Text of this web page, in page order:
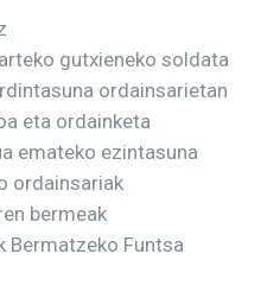
gutxieneko soldata
ordainsarietan
eta ordainketa
emateko ezintasuna
ordainsariak
bermeak
Bermatzeko Funtsa